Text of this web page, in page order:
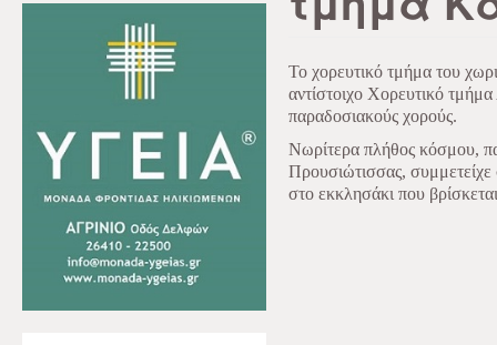
Το χορευτικό τμήμα του
αντίστοιχο Χορευτικό
παραδοσιακούς χορούς.
Νωρίτερα πλήθος κόσμου,
Προυσιώτισσας, συμμετείχε
στο εκκλησάκι που